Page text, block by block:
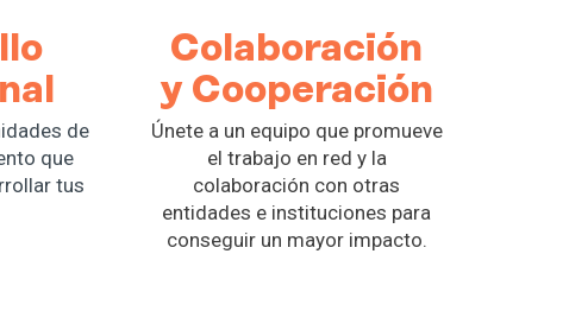
de
que
tus
Colaboración
y Cooperación
Únete a un equipo que promueve
el trabajo en red y la
colaboración con otras
entidades e instituciones para
conseguir un mayor impacto.